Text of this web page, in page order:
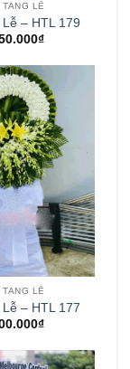
TANG LỄ
Lễ – HTL 179
₫
TANG LỄ
Lễ – HTL 177
₫